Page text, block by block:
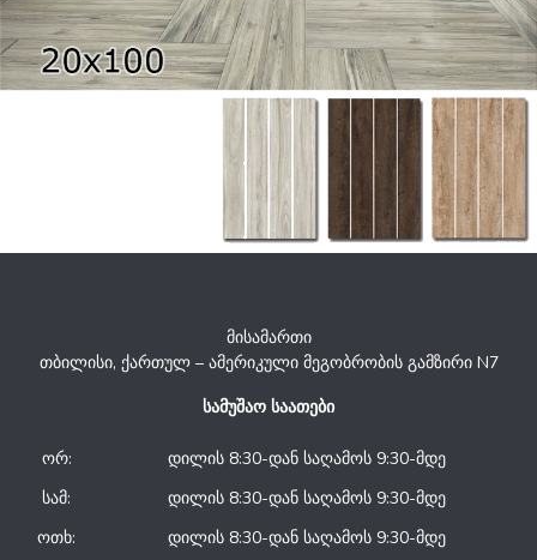
მისამართი
თბილისი, ქართულ – ამერიკული მეგობრობის გამზირი N7
სამუშაო საათები
ორ:
დილის 8:30-დან საღამოს 9:30-მდე
სამ:
დილის 8:30-დან საღამოს 9:30-მდე
ოთხ:
დილის 8:30-დან საღამოს 9:30-მდე